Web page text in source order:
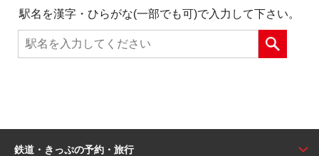
駅名を漢字・ひらがな(一部でも可)で入力して下さい。
鉄道・きっぷの予約・旅行